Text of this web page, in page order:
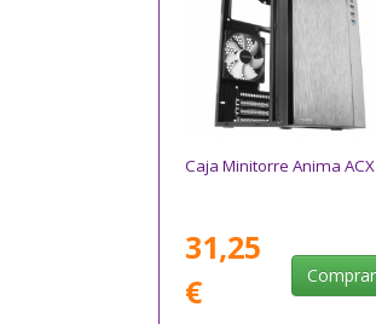
Caja Minitorre Anima ACX
31,25
€
Comprar